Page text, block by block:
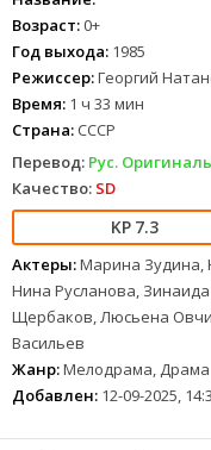
Возраст:0+
Год выхода: 1985
Режиссер:Георгий
Время: 1 ч 33 мин
Страна: СССР
Перевод: Рус.
Качество: SD
7.3
Актеры:Марина Зудина,
Нина Русланова,
Щербаков, Люсьена
Васильев
Жанр:Мелодрама, Драма
Добавлен: 12-09-2025,